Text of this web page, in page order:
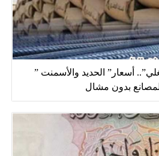
أسعار” الحديد والأسمنت ”